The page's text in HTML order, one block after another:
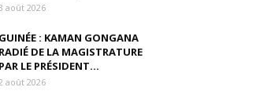
août 2026
GUINÉE : KAMAN GONGANA
RADIÉ DE LA MAGISTRATURE
PAR LE PRÉSIDENT...
août 2026